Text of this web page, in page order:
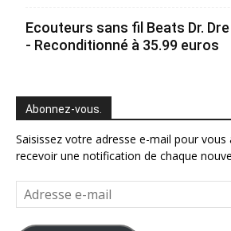
Ecouteurs sans fil Beats Dr.
- Reconditionné à 35.99 euros
Abonnez-vous.
Saisissez votre adresse e-mail pour
recevoir une notification de chaque
Adresse
e-
mail